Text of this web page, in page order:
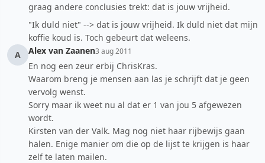
graag andere conclusies trekt: dat is jouw vrijheid.
"Ik duld niet" --> dat is jouw vrijheid. Ik duld niet dat mijn
koffie koud is. Toch gebeurt dat weleens.
A
Alex van Zaanen3 aug 2011
En nog een zeur erbij ChrisKras.
Waarom breng je mensen aan las je schrijft dat je geen
vervolg wenst.
Sorry maar ik weet nu al dat er 1 van jou 5 afgewezen
wordt.
Kirsten van der Valk. Mag nog niet haar rijbewijs gaan
halen. Enige manier om die op de lijst te krijgen is haar
zelf te laten mailen.